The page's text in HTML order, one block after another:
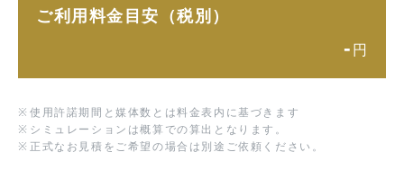
ご利用料金目安（税別）
- 円
※ 使用許諾期間と媒体数とは料金表内に基づきます
※ シミュレーションは概算での算出となります。
※ 正式なお見積をご希望の場合は別途ご依頼ください。